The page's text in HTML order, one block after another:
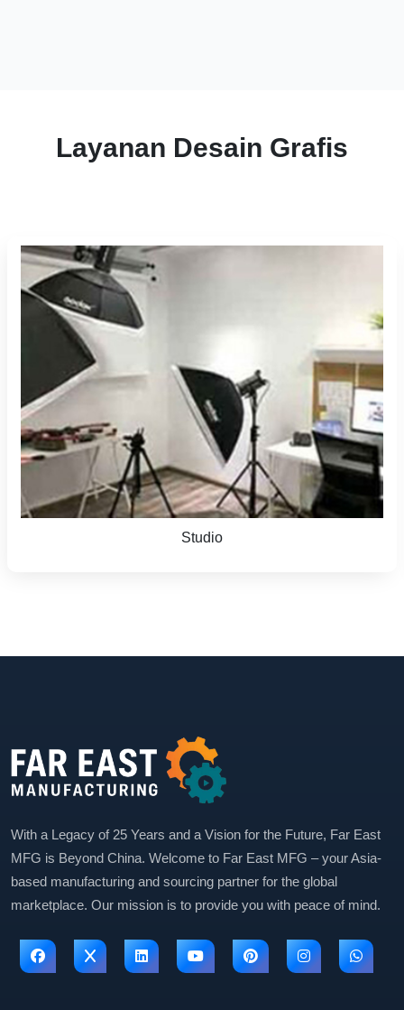
Layanan Desain Grafis
Studio
With a Legacy of 25 Years and a Vision for the Future, Far East
MFG is Beyond China. Welcome to Far East MFG – your Asia-
based manufacturing and sourcing partner for the global
marketplace. Our mission is to provide you with peace of mind.